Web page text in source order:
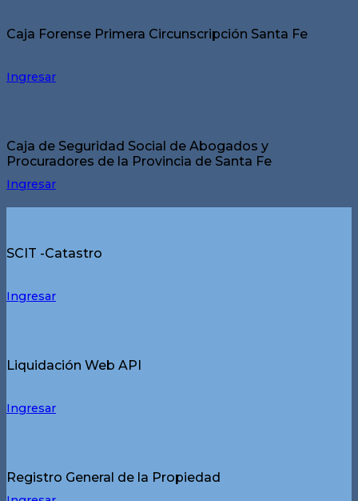
Caja Forense Primera Circunscripción Santa Fe
Ingresar
Caja de Seguridad Social de Abogados y
Procuradores de la Provincia de Santa Fe
Ingresar
SCIT -Catastro
Ingresar
Liquidación Web API
Ingresar
Registro General de la Propiedad